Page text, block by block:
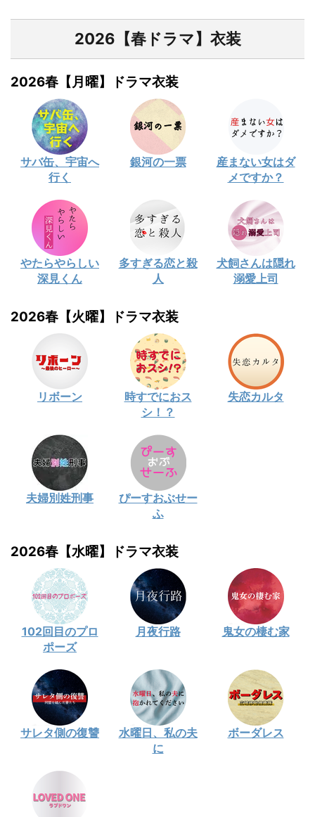
2026【春ドラマ】衣装
2026春【月曜】ドラマ衣装
サバ缶、宇宙へ
行く
銀河の一票
産まない女はダ
メですか？
やたらやらしい
深見くん
多すぎる恋と殺
人
犬飼さんは隠れ
溺愛上司
2026春【火曜】ドラマ衣装
リボーン
時すでにおス
シ！？
失恋カルタ
夫婦別姓刑事
ぴーすおぶせー
ふ
2026春【水曜】ドラマ衣装
102回目のプロ
ポーズ
月夜行路 鬼女の棲む家
サレタ側の復讐
水曜日、私の夫
に
ボーダレス